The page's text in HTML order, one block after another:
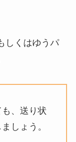
しくはゆうパ
、送り状
しょう。